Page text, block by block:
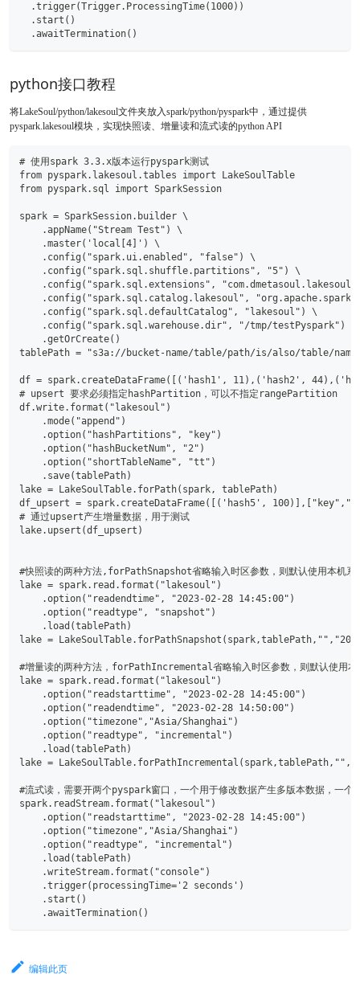
  .trigger(Trigger.ProcessingTime(1000))
  .start()
  .awaitTermination()
python接口教程
将LakeSoul/python/lakesoul文件夹放入spark/python/pyspark中，通过提供
pyspark.lakesoul模块，实现快照读、增量读和流式读的python API
# 使用spark 3.3.x版本运行pyspark测试
from pyspark.lakesoul.tables import LakeSoulTable
from pyspark.sql import SparkSession
spark = SparkSession.builder \
    .appName("Stream Test") \
    .master('local[4]') \
    .config("spark.ui.enabled", "false") \
    .config("spark.sql.shuffle.partitions", "5") \
.config("spark.sql.extensions",
.config("spark.sql.catalog.lakesoul",
    .config("spark.sql.defaultCatalog", "lakesoul") \
    .config("spark.sql.warehouse.dir", "/tmp/testPyspark") \
    .getOrCreate()
tablePath = "s3a://bucket-name/table/path/is/also/table/
df = spark.createDataFrame([('hash1', 11),('hash2',
# upsert 要求必须指定hashPartition，可以不指定rangePartition
df.write.format("lakesoul")
    .mode("append")
    .option("hashPartitions", "key")
    .option("hashBucketNum", "2")
    .option("shortTableName", "tt")
    .save(tablePath)
lake = LakeSoulTable.forPath(spark, tablePath)
df_upsert = spark.createDataFrame([('hash5',
# 通过upsert产生增量数据，用于测试
lake.upsert(df_upsert)
#快照读的两种方法,forPathSnapshot省略输入时区参数，则默认使用本机系
lake = spark.read.format("lakesoul")
    .option("readendtime", "2023-02-28 14:45:00")
    .option("readtype", "snapshot")
    .load(tablePath)
lake =
#增量读的两种方法，forPathIncremental省略输入时区参数，则默认使用本
lake = spark.read.format("lakesoul")
    .option("readstarttime", "2023-02-28 14:45:00")
    .option("readendtime", "2023-02-28 14:50:00")
    .option("timezone","Asia/Shanghai")
    .option("readtype", "incremental")
    .load(tablePath)
lake =
#流式读，需要开两个pyspark窗口，一个用于修改数据产生多版本数据，一个
spark.readStream.format("lakesoul")
    .option("readstarttime", "2023-02-28 14:45:00")
    .option("timezone","Asia/Shanghai")
    .option("readtype", "incremental")
    .load(tablePath)
    .writeStream.format("console")
    .trigger(processingTime='2 seconds')
    .start()
    .awaitTermination()
编辑此页